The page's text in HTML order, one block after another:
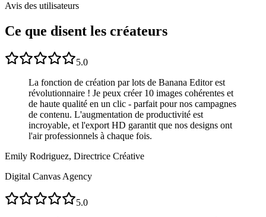
Avis des utilisateurs
Ce que disent les créateurs
5.0
La fonction de création par lots de Banana Editor est
révolutionnaire ! Je peux créer 10 images cohérentes et
de haute qualité en un clic - parfait pour nos campagnes
de contenu. L'augmentation de productivité est
incroyable, et l'export HD garantit que nos designs ont
l'air professionnels à chaque fois.
Emily Rodriguez, Directrice Créative
Digital Canvas Agency
5.0